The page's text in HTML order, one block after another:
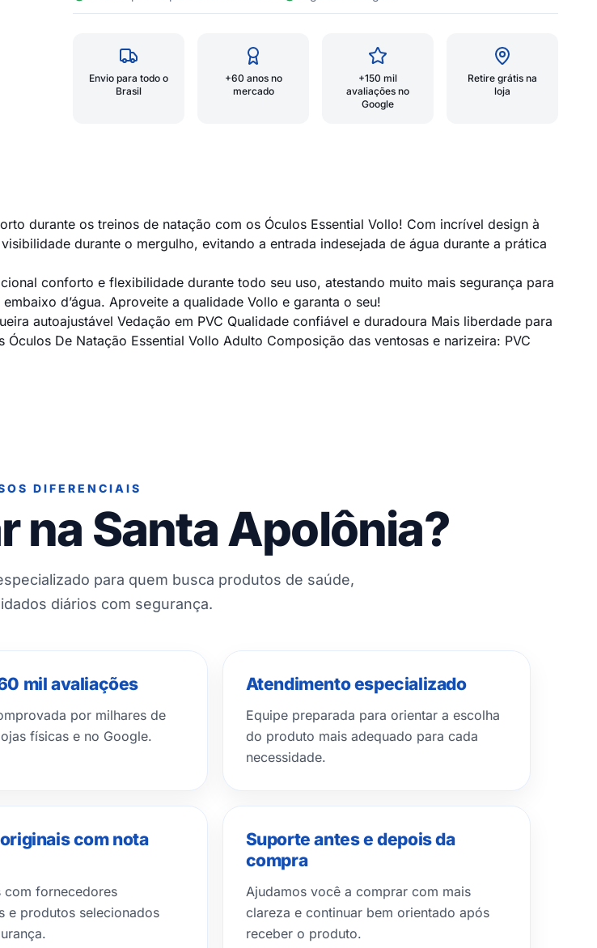
Envio para todo o
Brasil
+60 anos no
mercado
+150 mil
avaliações no
Google
Retire grátis na
loja
durante os treinos de natação com os Óculos Essential Vollo! Com incrível design à
durante o mergulho, evitando a entrada indesejada de água durante a prática
conforto e flexibilidade durante todo seu uso, atestando muito mais segurança para
d’água. Aproveite a qualidade Vollo e garanta o seu!
autoajustável Vedação em PVC Qualidade confiável e duradoura Mais liberdade para
De Natação Essential Vollo Adulto Composição das ventosas e narizeira: PVC
DIFERENCIAIS
na Santa Apolônia?
para quem busca produtos de saúde,
diários com segurança.
mil avaliações
por milhares de
físicas e no Google.
Atendimento especializado
Equipe preparada para orientar a escolha
do produto mais adequado para cada
necessidade.
com nota
com fornecedores
e produtos selecionados
Suporte antes e depois da
compra
Ajudamos você a comprar com mais
clareza e continuar bem orientado após
receber o produto.